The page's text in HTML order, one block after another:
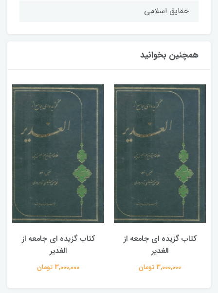
حقایق اسلامی
همچنین بخوانید
کتاب گزیده ای جامعه از
الغدیر
3,000,000 تومان
کتاب گزیده ای جامعه از
الغدیر
3,000,000 تومان